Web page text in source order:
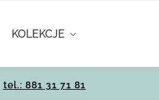
KOLEKCJE
tel.: 881 31 71 81